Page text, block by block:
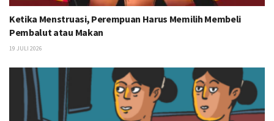
Ketika Menstruasi, Perempuan Harus Memilih Membeli
Pembalut atau Makan
19 JULI 2026